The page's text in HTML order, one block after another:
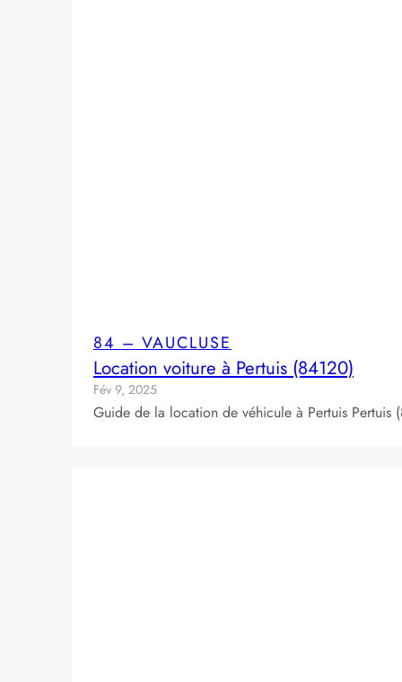
84 – VAUCLUSE
Location voiture à Pertuis (84120)
Fév 9, 2025
Guide de la location de véhicule à Pertuis Pertuis